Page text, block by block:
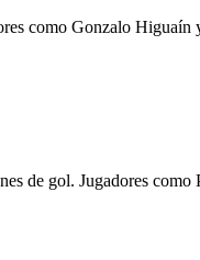
como Gonzalo
de gol. Jugadores